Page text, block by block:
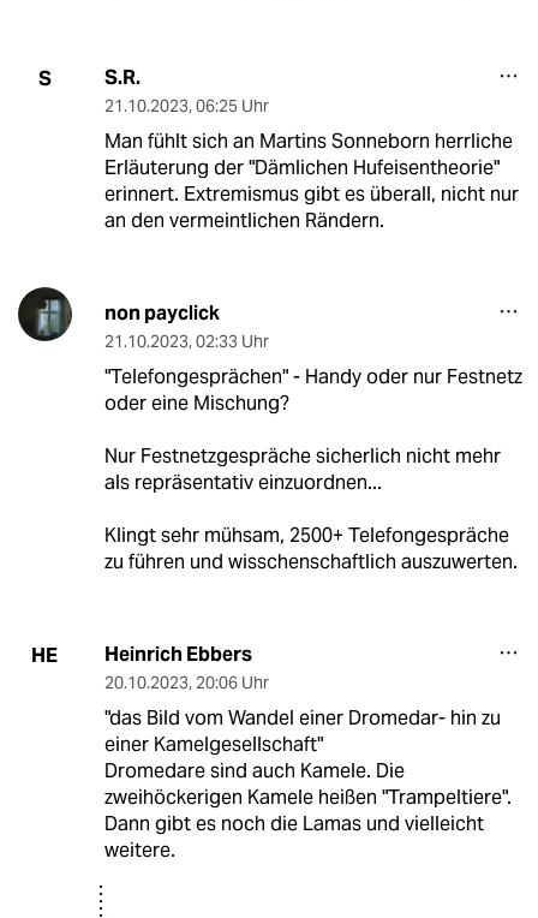
S S.R.
21.10.2023, 06:25 Uhr
Man fühlt sich an Martins Sonneborn herrliche
Erläuterung der "Dämlichen Hufeisentheorie"
erinnert. Extremismus gibt es überall, nicht nur
an den vermeintlichen Rändern.
non payclick
21.10.2023, 02:33 Uhr
"Telefongesprächen" - Handy oder nur Festnetz
oder eine Mischung?
Nur Festnetzgespräche sicherlich nicht mehr
als repräsentativ einzuordnen...
Klingt sehr mühsam, 2500+ Telefongespräche
zu führen und wisschenschaftlich auszuwerten.
HE Heinrich Ebbers
20.10.2023, 20:06 Uhr
"das Bild vom Wandel einer Dromedar- hin zu
einer Kamelgesellschaft"
Dromedare sind auch Kamele. Die
zweihöckerigen Kamele heißen "Trampeltiere".
Dann gibt es noch die Lamas und vielleicht
weitere.